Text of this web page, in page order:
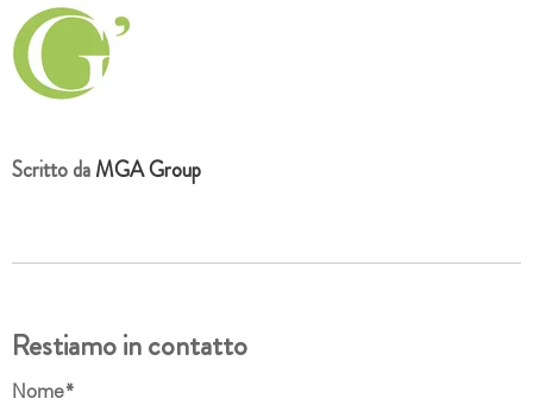
Scritto daMGA Group
Restiamo in contatto
Nome*